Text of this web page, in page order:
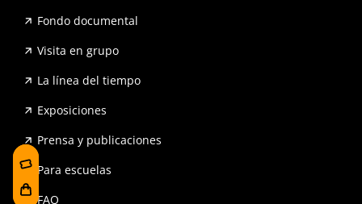
Fondo documental
Visita en grupo
La línea del tiempo
Exposiciones
Prensa y publicaciones
Para escuelas
FAQ